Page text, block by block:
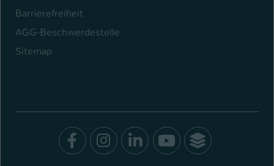
Barrierefreiheit
AGG-Beschwerdestelle
Sitemap
Facebook
Instagram
LinkedIn
Youtube